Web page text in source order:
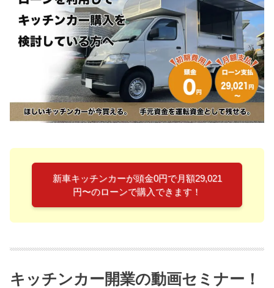
新車キッチンカーが頭金0円で月額29,021
円〜のローンで購入できます！
キッチンカー開業の動画セミナー！